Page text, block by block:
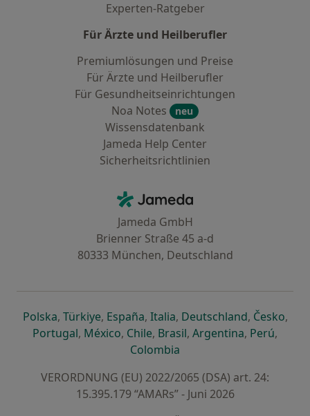
Experten-Ratgeber
Für Ärzte und Heilberufler
Premiumlösungen und Preise
Für Ärzte und Heilberufler
Für Gesundheitseinrichtungen
Noa Notes
neu
Wissensdatenbank
Jameda Help Center
Sicherheitsrichtlinien
Jameda - Startseite
Jameda GmbH
Brienner Straße 45 a-d
80333 München, Deutschland
Polskaöffnet in einer neuen Registerkarte
, Türkiyeöffnet in einer neuen Registerkarte
, Españaöffnet in einer neuen
, Italiaöffnet in einer neuen
, Deutschlandöffnet in
, Česko,
Portugalöffnet in einer neuen Registerkarte
, Méxicoöffnet in einer neuen Registerkarte
, Chileöffnet in einer neuen
, Brasilöffnet in einer neuen
, Argentinaöffnet in
, Perúöffnet
,
Colombia
VERORDNUNG (EU) 2022/2065 (DSA) art. 24:
15.395.179 “AMARs” - Juni 2026